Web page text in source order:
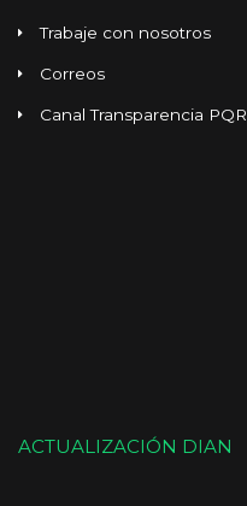
Trabaje con nosotros
Correos
Canal Transparencia
ACTUALIZACIÓN DIAN